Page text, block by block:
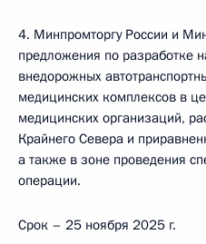
4. Минпромторгу России и
предложения по разработке
внедорожных
медицинских комплексов в
медицинских организаций,
Крайнего Севера и
а также в зоне проведения
операции.
Срок – 25 ноября 2025 г.